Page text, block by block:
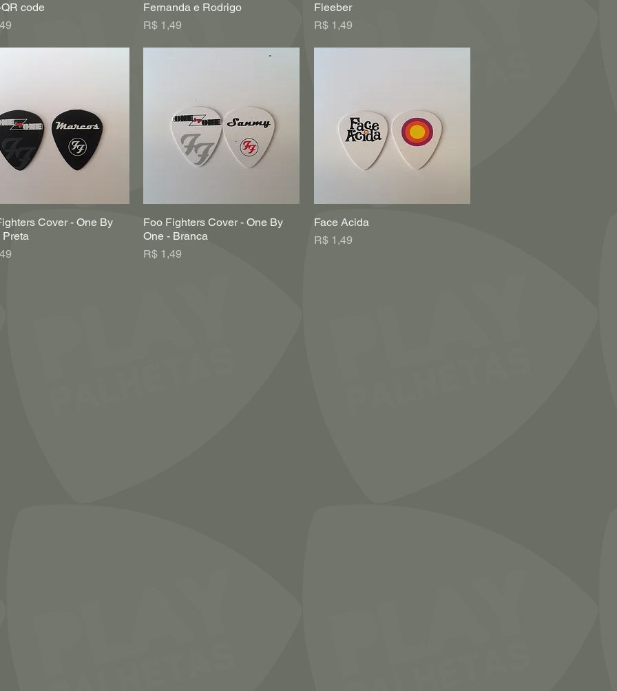
Visualização rápida
code
Visualização rápida
Fernanda e Rodrigo
Preço
R$ 1,49
Visualização rápida
Fleeber
Preço
R$ 1,49
Visualização rápida
Cover - One By
Preta
Visualização rápida
Foo Fighters Cover - One By
One - Branca
Preço
R$ 1,49
Visualização rápida
Face Acida
Preço
R$ 1,49